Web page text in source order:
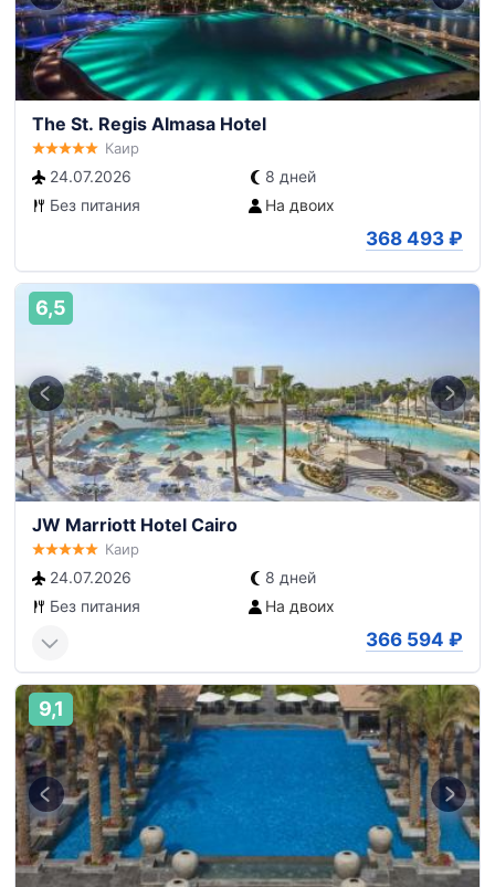
The St. Regis Almasa Hotel
Каир
24.07.2026
8 дней
Без питания
На двоих
368 493 ₽
6,5
JW Marriott Hotel Cairo
Каир
24.07.2026
8 дней
Без питания
На двоих
366 594 ₽
9,1